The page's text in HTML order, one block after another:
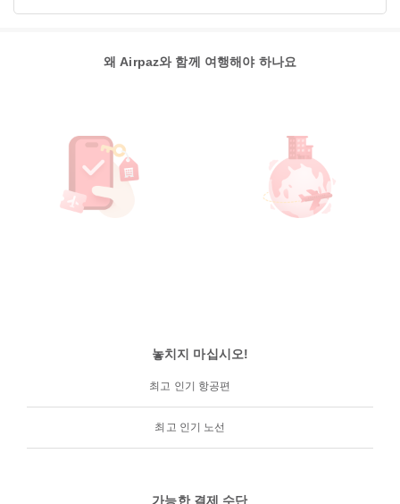
왜 Airpaz와 함께 여행해야 하나요
놓치지 마십시오!
최고 인기 항공편
최고 인기 노선
가능한 결제 수단